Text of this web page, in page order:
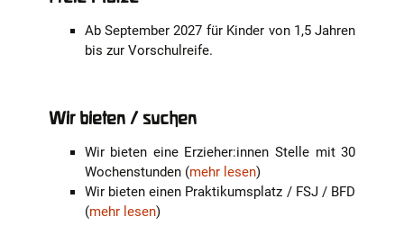
Ab September 2027 für Kinder von 1,5 Jahren
bis zur Vorschulreife.
Wir bieten / suchen
Wir bieten eine Erzieher:innen Stelle mit 30
Wochenstunden (mehr lesen)
Wir bieten einen Praktikumsplatz / FSJ / BFD
(mehr lesen)